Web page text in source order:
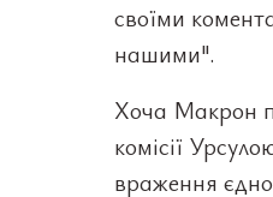
своїми
нашими".
Хоча Макрон
комісії
враження